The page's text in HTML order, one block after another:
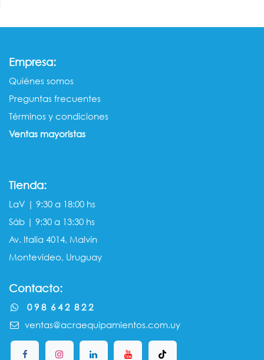
Empresa:
Quiénes somos​​
Preguntas frecuentes
Términos y condiciones
Ventas mayorista​s
Tienda:
LaV | 9:30 a 18:00 hs
Sáb | 9:30 a 13:30 hs
Av. Italia 4014, Malvín
Montevideo, Uruguay
Contacto:
0 9 8 6 4 2 8 2 2
ventas@acraequipamientos.com.uy